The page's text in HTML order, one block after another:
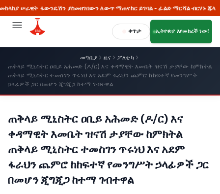
ፋውንዴሽን ያስመዘገበውን ለውጥ ማጠናከር ይገባል - ፊልድ ማርሻል ብርሃኑ ጁላ
ቀጥታ ኢትዮጵያ እየመከረች ነው!
መግቢያ ዜና
ፖለቲካ
ጠቅላይ ሚኒስትር ዐቢይ አሕመድ (ዶ/ር) እና ቀዳማዊት እመቤት ዝናሽ ታያቸው ከምክትል
ጠቅላይ ሚኒስትር ተመስገን ጥሩነህ እና አደም ፋራህን ጨምሮ ከከፍተኛ የመንግሥት
ኃላፊዎች ጋር በመሆን ጂግጂጋ ከተማ ገብተዋል
ጠቅላይ ሚኒስትር ዐቢይ አሕመድ (ዶ/ር) እና
ቀዳማዊት እመቤት ዝናሽ ታያቸው ከምክትል
ጠቅላይ ሚኒስትር ተመስገን ጥሩነህ እና አደም
ፋራህን ጨምሮ ከከፍተኛ የመንግሥት ኃላፊዎች ጋር
በመሆን ጂግጂጋ ከተማ ገብተዋል